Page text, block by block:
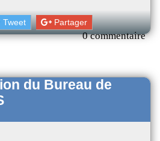
Tweet Partager
0 commentaire
du Bureau de